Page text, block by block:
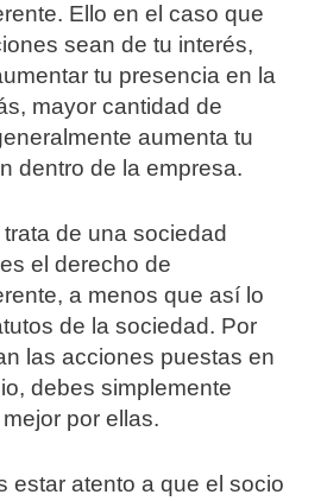
Ello en el caso que
sean de tu interés,
tu presencia en la
mayor cantidad de
aumenta tu
dentro de la empresa.
de una sociedad
el derecho de
a menos que así lo
de la sociedad. Por
las acciones puestas en
debes simplemente
por ellas.
estar atento a que el socio